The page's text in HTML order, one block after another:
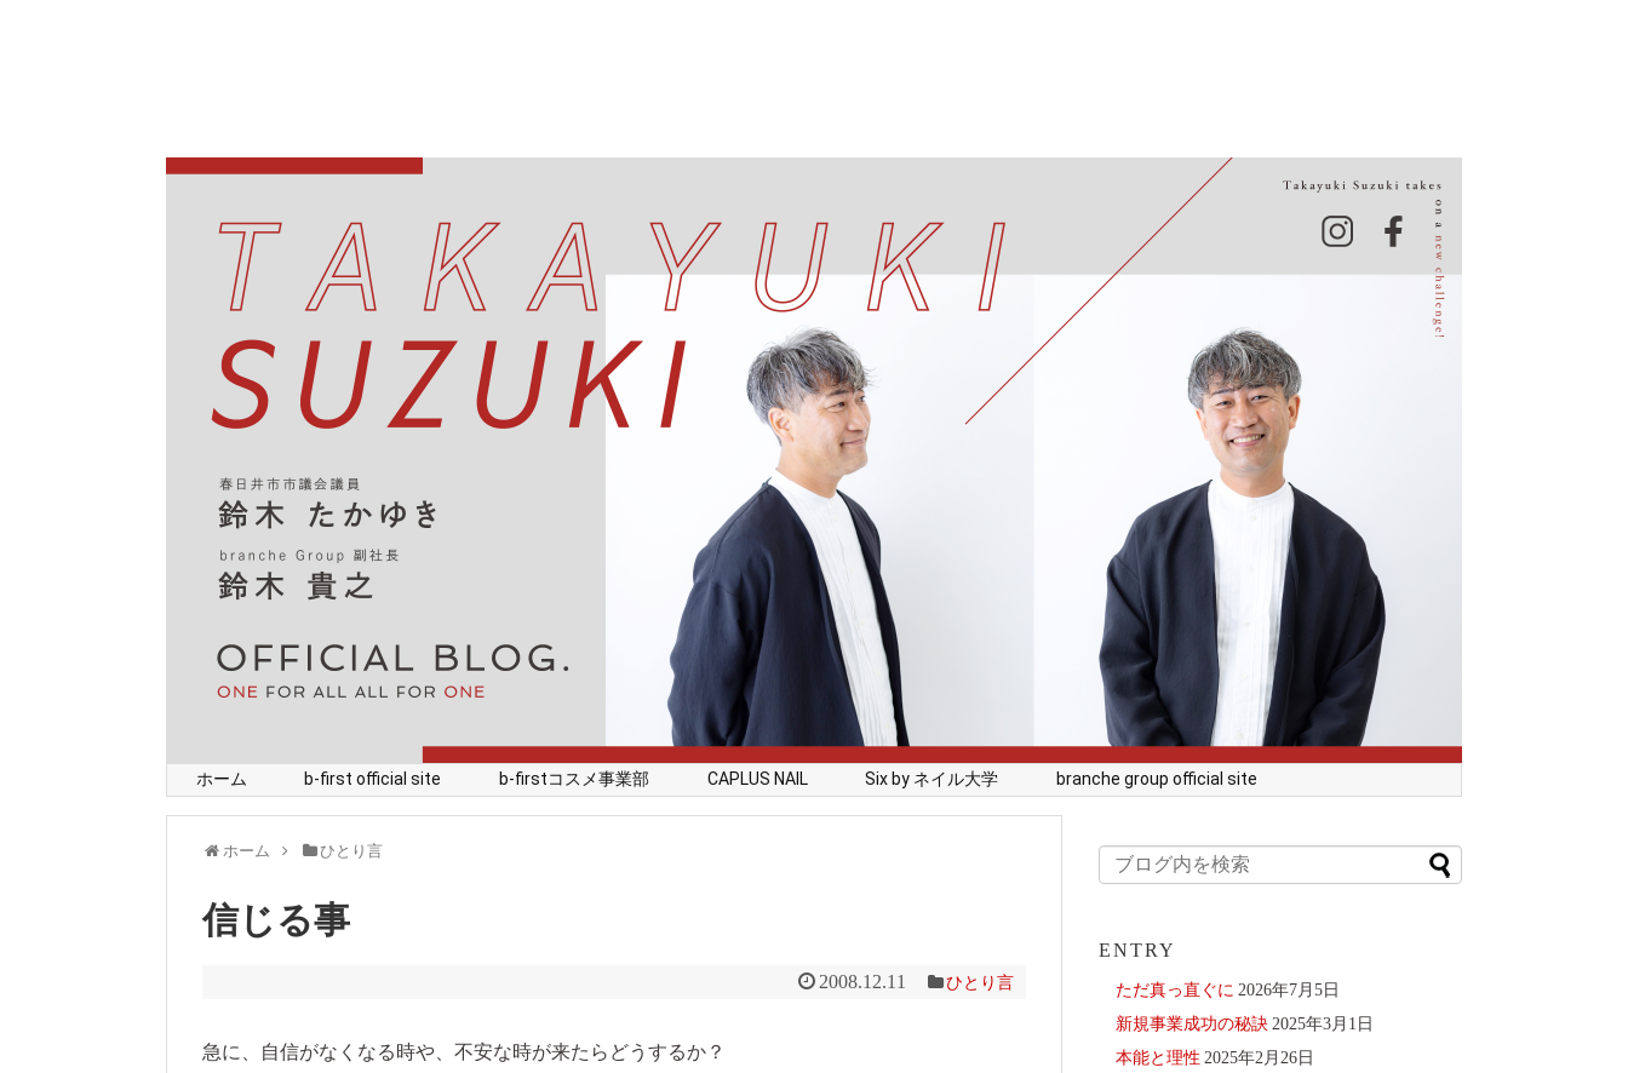
ホーム b-first official site b-firstコスメ事業部 CAPLUS NAIL Six by ネイル大学 branche group official site
ホーム ひとり言
信じる事
2008.12.11 ひとり言
急に、自信がなくなる時や、不安な時が来たらどうするか？
ENTRY
ただ真っ直ぐに 2026年7月5日
新規事業成功の秘訣 2025年3月1日
本能と理性 2025年2月26日